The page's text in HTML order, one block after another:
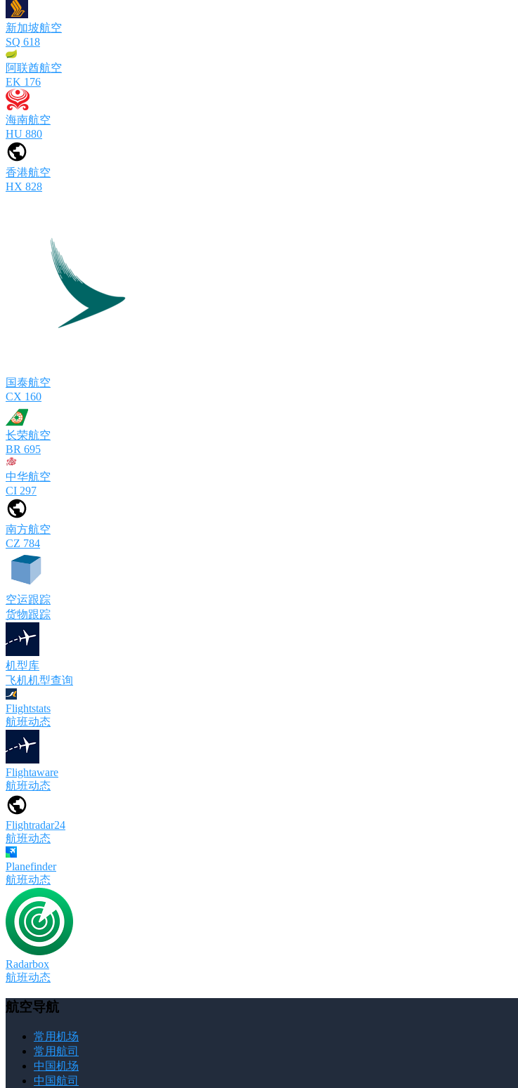
新加坡航空
SQ 618
阿联酋航空
EK 176
海南航空
HU 880
香港航空
HX 828
国泰航空
CX 160
长荣航空
BR 695
中华航空
CI 297
南方航空
CZ 784
空运跟踪
货物跟踪
机型库
飞机机型查询
Flightstats
航班动态
Flightaware
航班动态
Flightradar24
航班动态
Planefinder
航班动态
Radarbox
航班动态
航空导航
常用机场
常用航司
中国机场
中国航司